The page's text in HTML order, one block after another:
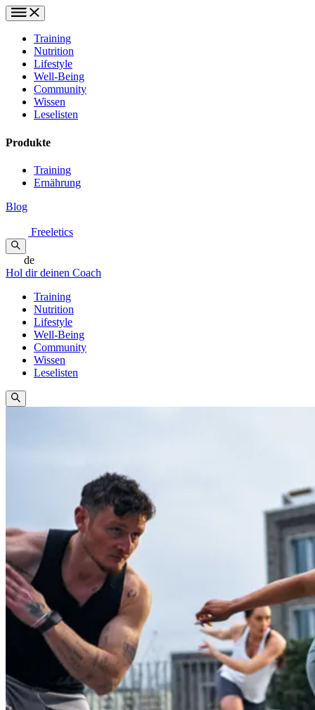
Training
Nutrition
Lifestyle
Well-Being
Community
Wissen
Leselisten
Produkte
Training
Ernährung
Blog
Freeletics
de
Hol dir deinen Coach
Training
Nutrition
Lifestyle
Well-Being
Community
Wissen
Leselisten